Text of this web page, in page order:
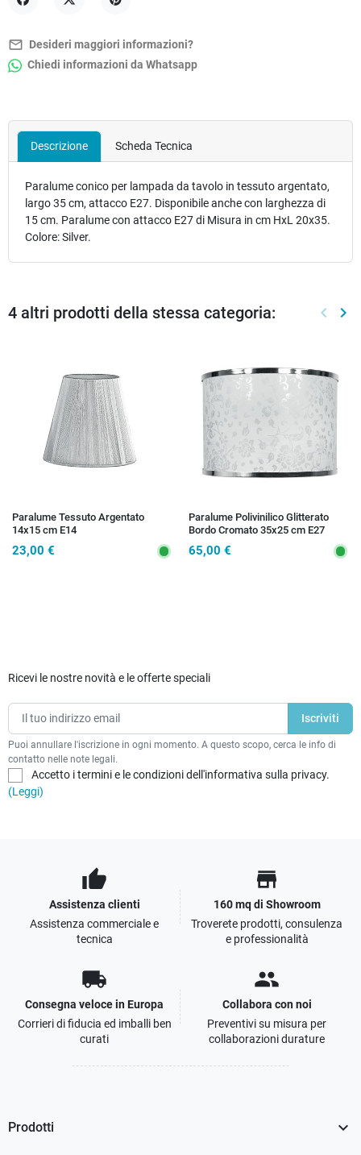
mail_outline Desideri maggiori informazioni?
Chiedi informazioni da Whatsapp
Descrizione Scheda Tecnica
Paralume conico per lampada da tavolo in tessuto argentato,
largo 35 cm, attacco E27. Disponibile anche con larghezza di
15 cm. Paralume con attacco E27 di Misura in cm HxL 20x35.
Colore: Silver.
4 altri prodotti della stessa categoria: keyboard_arrow_left keyboard_arrow_right
Paralume Tessuto Argentato
14x15 cm E14
23,00 €
Paralume Polivinilico Glitterato
Bordo Cromato 35x25 cm E27
65,00 €
Ricevi le nostre novità e le offerte speciali
Puoi annullare l'iscrizione in ogni momento. A questo scopo, cerca le info di
contatto nelle note legali.
Accetto i termini e le condizioni dell'informativa sulla privacy.
(Leggi)
thumb_up
Assistenza clienti
Assistenza commerciale e
tecnica
store
160 mq di Showroom
Troverete prodotti, consulenza
e professionalità
local_shipping
Consegna veloce in Europa
Corrieri di fiducia ed imballi ben
curati
people
Collabora con noi
Preventivi su misura per
collaborazioni durature
Prodotti
